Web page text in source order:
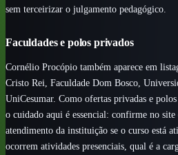
sem terceirizar o julgamento pedagógico.
Faculdades e polos privados
Cornélio Procópio também aparece em
Cristo Rei, Faculdade Dom Bosco,
UniCesumar. Como ofertas privadas e
o cuidado aqui é essencial: confirme no
atendimento da instituição se o curso está
ocorrem atividades presenciais, qual é a